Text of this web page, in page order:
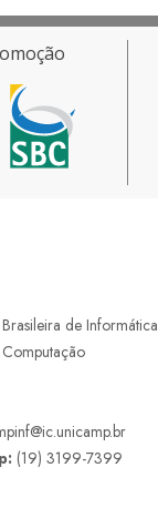
de Informática
(19) 3199-7399